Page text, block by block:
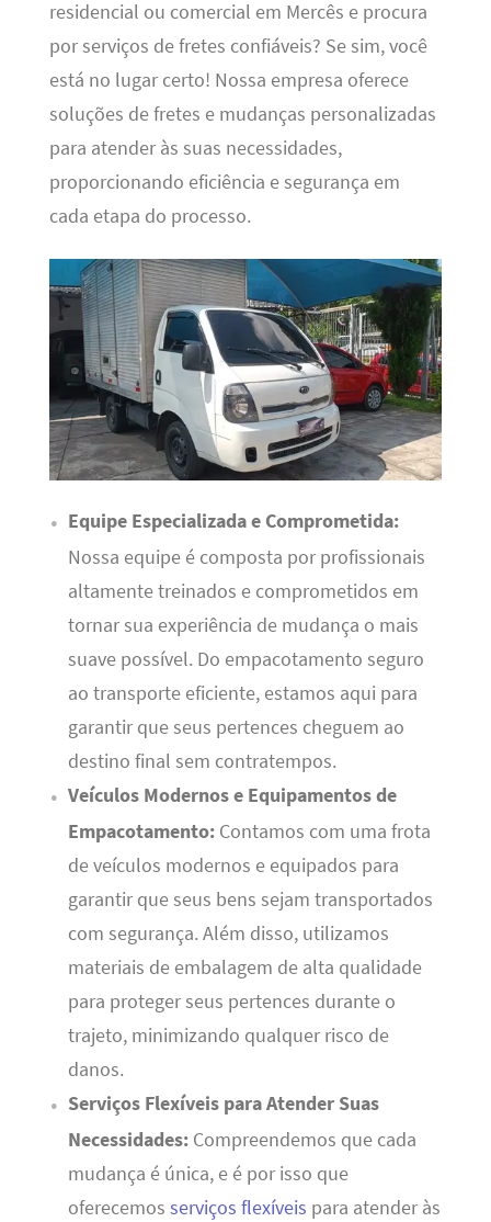
residencial ou comercial em Mercês e procura
por serviços de fretes confiáveis? Se sim, você
está no lugar certo! Nossa empresa oferece
soluções de fretes e mudanças personalizadas
para atender às suas necessidades,
proporcionando eficiência e segurança em
cada etapa do processo.
Equipe Especializada e Comprometida:
Nossa equipe é composta por profissionais
altamente treinados e comprometidos em
tornar sua experiência de mudança o mais
suave possível. Do empacotamento seguro
ao transporte eficiente, estamos aqui para
garantir que seus pertences cheguem ao
destino final sem contratempos.
Veículos Modernos e Equipamentos de
Empacotamento:Contamos com uma frota
de veículos modernos e equipados para
garantir que seus bens sejam transportados
com segurança. Além disso, utilizamos
materiais de embalagem de alta qualidade
para proteger seus pertences durante o
trajeto, minimizando qualquer risco de
danos.
Serviços Flexíveis para Atender Suas
Necessidades:Compreendemos que cada
mudança é única, e é por isso que
oferecemos serviços flexíveis para atender às